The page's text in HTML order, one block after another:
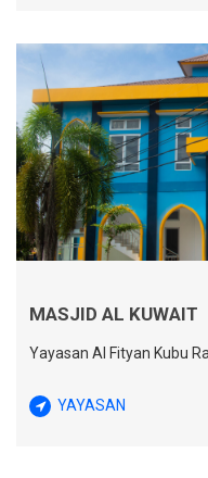
MASJID AL KUWAIT
Yayasan Al Fityan Kubu
YAYASAN